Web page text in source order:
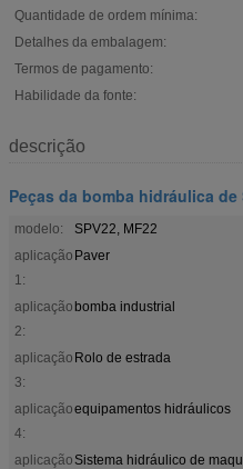
Quantidade de ordem mínima:
Detalhes da embalagem:
Termos de pagamento:
Habilidade da fonte:
descrição
Peças da bomba hidráulica de
modelo:
SPV22, MF22
aplicação
1:
Paver
aplicação
2:
bomba industrial
aplicação
3:
Rolo de estrada
aplicação
4:
equipamentos hidráulicos
aplicação Sistema hidráulico de